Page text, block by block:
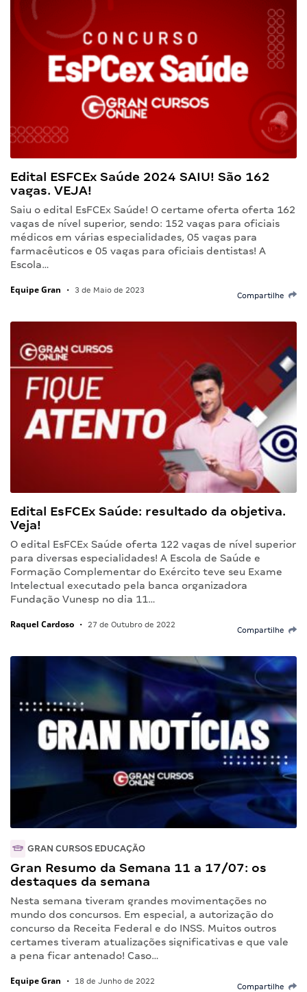
Edital ESFCEx Saúde 2024 SAIU! São 162
vagas. VEJA!
Saiu o edital EsFCEx Saúde! O certame oferta oferta 162
vagas de nível superior, sendo: 152 vagas para oficiais
médicos em várias especialidades, 05 vagas para
farmacêuticos e 05 vagas para oficiais dentistas! A
Escola…
Equipe Gran • 3 de Maio de 2023
Compartilhe
Edital EsFCEx Saúde: resultado da objetiva.
Veja!
O edital EsFCEx Saúde oferta 122 vagas de nível superior
para diversas especialidades! A Escola de Saúde e
Formação Complementar do Exército teve seu Exame
Intelectual executado pela banca organizadora
Fundação Vunesp no dia 11…
Raquel Cardoso • 27 de Outubro de 2022
Compartilhe
GRAN CURSOS EDUCAÇÃO
Gran Resumo da Semana 11 a 17/07: os
destaques da semana
Nesta semana tiveram grandes movimentações no
mundo dos concursos. Em especial, a autorização do
concurso da Receita Federal e do INSS. Muitos outros
certames tiveram atualizações significativas e que vale
a pena ficar antenado! Caso…
Equipe Gran • 18 de Junho de 2022
Compartilhe